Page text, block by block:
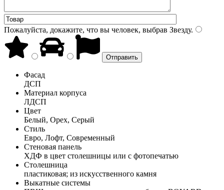
Пожалуйста, докажите, что вы человек, выбрав Звезду.
Фасад
ДСП
Материал корпуса
ЛДСП
Цвет
Белый, Орех, Серый
Стиль
Евро, Лофт, Современный
Стеновая панель
ХДФ в цвет столешницы или с фотопечатью
Столешница
пластиковая; из искусственного камня
Выкатные системы